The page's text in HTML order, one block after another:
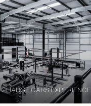
CHARGE.CARS EXPERIENCE